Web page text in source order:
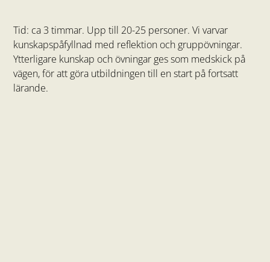
Tid: ca 3 timmar. Upp till 20-25 personer. Vi varvar
kunskapspåfyllnad med reflektion och gruppövningar.
Ytterligare kunskap och övningar ges som medskick på
vägen, för att göra utbildningen till en start på fortsatt
lärande.